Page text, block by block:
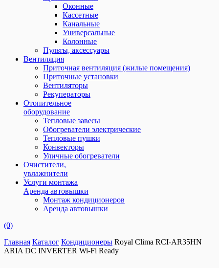
Оконные
Кассетные
Канальные
Универсальные
Колонные
Пульты, аксессуары
Вентиляция
Приточная вентиляция (жилые помещения)
Приточные установки
Вентиляторы
Рекуператоры
Отопительное
оборудование
Тепловые завесы
Обогреватели электрические
Тепловые пушки
Конвекторы
Уличные обогреватели
Очистители,
увлажнители
Услуги монтажа
Аренда автовышки
Монтаж кондиционеров
Аренда автовышки
(0)
Главная Каталог Кондиционеры Royal Clima RCI-AR35HN
ARIA DC INVERTER Wi-Fi Ready